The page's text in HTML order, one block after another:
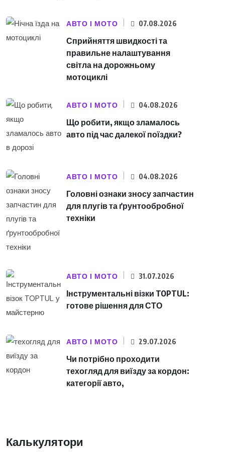
АВТО І МОТО 07.08.2026
Сприйняття швидкості та
правильне налаштування
світла на дорожньому
мотоциклі
АВТО І МОТО 04.08.2026
Що робити, якщо зламалось
авто під час далекої поїздки?
АВТО І МОТО 04.08.2026
Головні ознаки зносу запчастин
для плугів та ґрунтообробної
техніки
АВТО І МОТО 31.07.2026
Інструментальні візки TOPTUL:
готове рішення для СТО
АВТО І МОТО 29.07.2026
Чи потрібно проходити
техогляд для виїзду за кордон:
категорії авто,
Калькулятори